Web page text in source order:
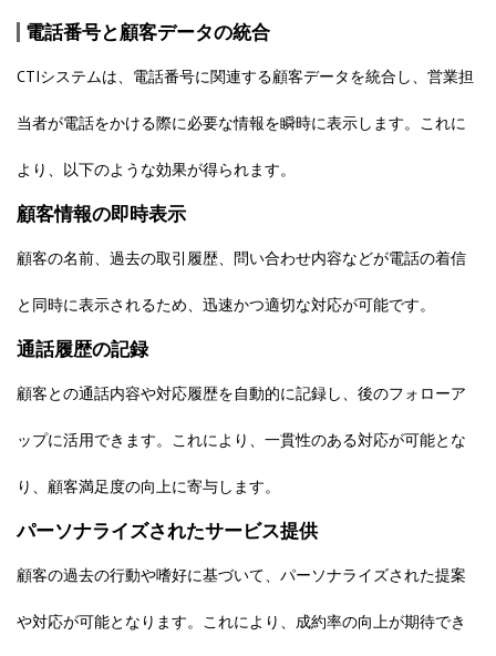
電話番号と顧客データの統合
CTIシステムは、電話番号に関連する顧客データを統合し、営業担
当者が電話をかける際に必要な情報を瞬時に表示します。これに
より、以下のような効果が得られます。
顧客情報の即時表示
顧客の名前、過去の取引履歴、問い合わせ内容などが電話の着信
と同時に表示されるため、迅速かつ適切な対応が可能です。
通話履歴の記録
顧客との通話内容や対応履歴を自動的に記録し、後のフォローア
ップに活用できます。これにより、一貫性のある対応が可能とな
り、顧客満足度の向上に寄与します。
パーソナライズされたサービス提供
顧客の過去の行動や嗜好に基づいて、パーソナライズされた提案
や対応が可能となります。これにより、成約率の向上が期待でき